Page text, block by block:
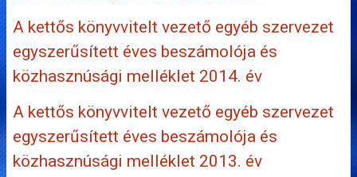
A kettős könyvvitelt vezető egyéb szervezet
egyszerűsített éves beszámolója és
közhasznúsági melléklet 2014. év
A kettős könyvvitelt vezető egyéb szervezet
egyszerűsített éves beszámolója és
közhasznúsági melléklet 2013. év